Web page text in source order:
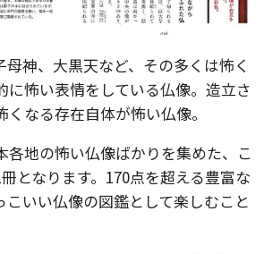
母神、大黒天など、その多くは怖く
に怖い表情をしている仏像。造立さ
なる存在自体が怖い仏像。
各地の怖い仏像ばかりを集めた、こ
となります。170点を超える豊富な
こいい仏像の図鑑として楽しむこと